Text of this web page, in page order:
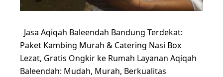
Jasa Aqiqah Baleendah Bandung Terdekat:
Paket Kambing Murah & Catering Nasi Box
Lezat, Gratis Ongkir ke Rumah Layanan Aqiqah
Baleendah: Mudah, Murah, Berkualitas